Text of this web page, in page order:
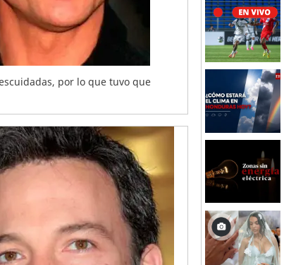
por lo que tuvo que